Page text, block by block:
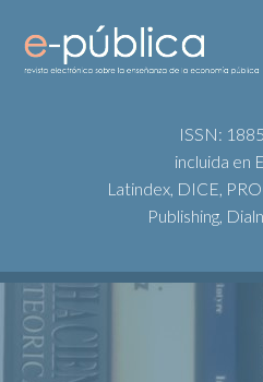
ISSN:
incluida en
Latindex, DICE,
Publishing,